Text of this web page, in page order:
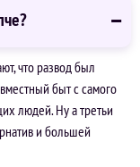
что развод был
быт с самого
людей. Ну а третьи
и большей